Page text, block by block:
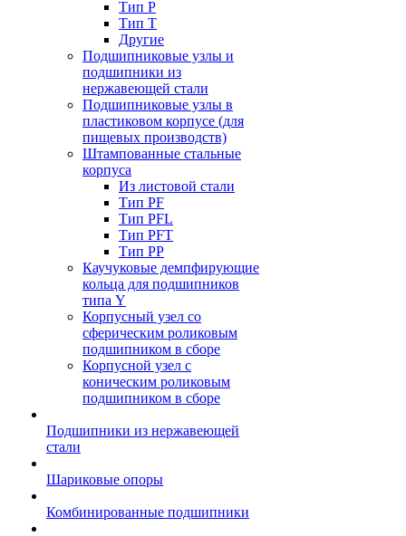
Тип P
Тип T
Другие
Подшипниковые узлы и
подшипники из
нержавеющей стали
Подшипниковые узлы в
пластиковом корпусе (для
пищевых производств)
Штампованные стальные
корпуса
Из листовой стали
Тип PF
Тип PFL
Тип PFT
Тип PP
Каучуковые демпфирующие
кольца для подшипников
типа Y
Корпусный узел со
сферическим роликовым
подшипником в сборе
Корпусной узел с
коническим роликовым
подшипником в сборе
Подшипники из нержавеющей
стали
Шариковые опоры
Комбинированные подшипники